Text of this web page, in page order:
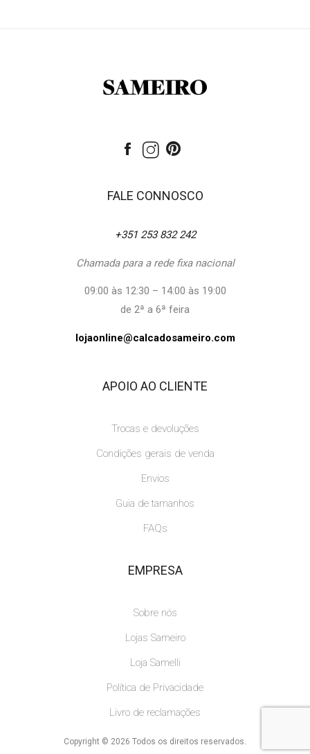
FALE CONNOSCO
+351 253 832 242
Chamada para a rede fixa nacional
09:00 às 12:30 – 14:00 às 19:00
de 2ª a 6ª feira
lojaonline@calcadosameiro.com
APOIO AO CLIENTE
Trocas e devoluções
Condições gerais de venda
Envios
Guia de tamanhos
FAQs
EMPRESA
Sobre nós
Lojas Sameiro
Loja Samelli
Política de Privacidade
Livro de reclamações
Copyright © 2026 Todos os direitos reservados.